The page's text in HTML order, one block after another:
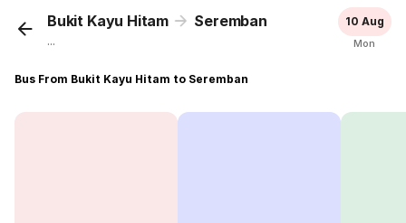
Bukit Kayu Hitam Seremban
...
10 Aug
Mon
Bus From Bukit Kayu Hitam to Seremban